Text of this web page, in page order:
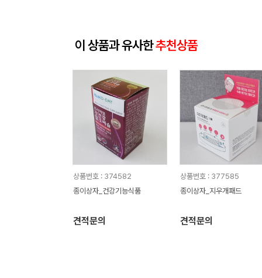
이 상품과 유사한추천상품
상품번호 : 374582
종이상자_건강기능식품
견적문의
상품번호 : 377585
종이상자_지우개패드
견적문의